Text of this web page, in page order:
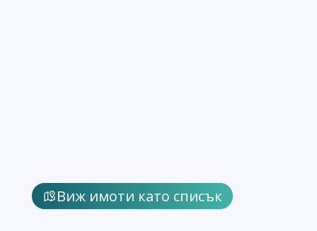
Виж имоти като списък